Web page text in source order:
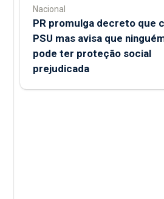
Nacional
PR promulga decreto que
PSU mas avisa que
pode ter proteção social
prejudicada